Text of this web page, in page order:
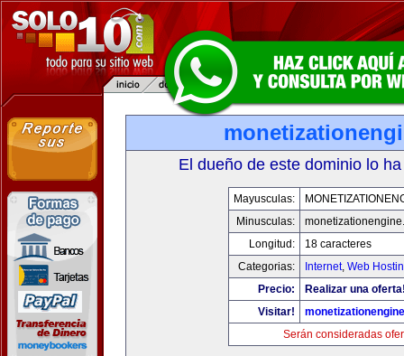
El dueño de este dominio lo
Mayusculas:
Minusculas:
Longitud:
18 caracteres
Categorias:
Internet, Web
Precio:
Realizar una
Visitar!
Serán consideradas